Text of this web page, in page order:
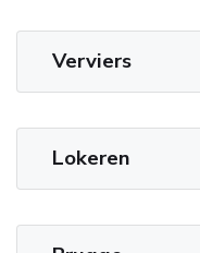
Verviers
Lokeren